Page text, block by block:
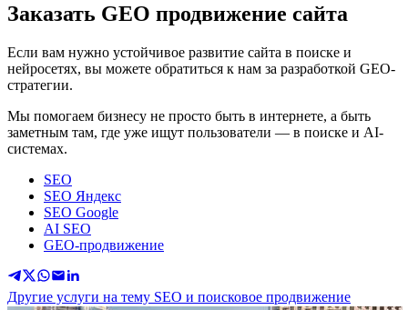
Заказать GEO продвижение сайта
Если вам нужно устойчивое развитие сайта в поиске и
нейросетях, вы можете обратиться к нам за разработкой GEO-
стратегии.
Мы помогаем бизнесу не просто быть в интернете, а быть
заметным там, где уже ищут пользователи — в поиске и AI-
системах.
SEO
SEO Яндекс
SEO Google
AI SEO
GEO-продвижение
Другие услуги на тему SEO и поисковое продвижение